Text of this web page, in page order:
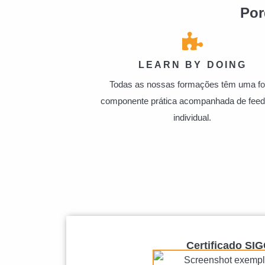
LEARN BY DOING
Todas as nossas formações têm uma
componente prática acompanhada de
individual.
Certificado